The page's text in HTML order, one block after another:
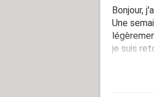
Bonjour,
Une
je suis